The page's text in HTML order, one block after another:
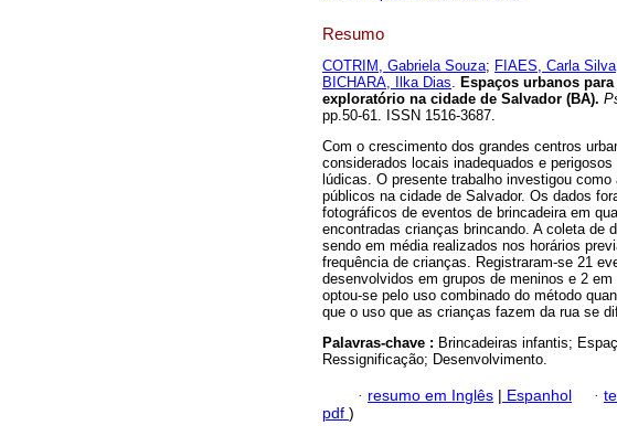
Resumo
COTRIM, Gabriela Souza; FIAES, Carla Silva
BICHARA, Ilka Dias. Espaços urbanos
exploratório na cidade de Salvador (BA).
pp.50-61. ISSN 1516-3687.
Com o crescimento dos grandes centros
considerados locais inadequados e
lúdicas. O presente trabalho investigou
públicos na cidade de Salvador. Os dados
fotográficos de eventos de brincadeira em
encontradas crianças brincando. A coleta de
sendo em média realizados nos horários
frequência de crianças. Registraram-se 21
desenvolvidos em grupos de meninos e 2
optou-se pelo uso combinado do método
que o uso que as crianças fazem da rua se
Palavras-chave : Brincadeiras infantis;
Ressignificação; Desenvolvimento.
· resumo em Inglês | Espanhol ·
pdf )